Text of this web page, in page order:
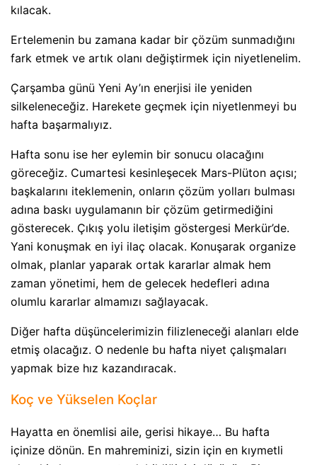
kılacak.
Ertelemenin bu zamana kadar bir çözüm sunmadığını
fark etmek ve artık olanı değiştirmek için niyetlenelim.
Çarşamba günü Yeni Ay’ın enerjisi ile yeniden
silkeleneceğiz. Harekete geçmek için niyetlenmeyi bu
hafta başarmalıyız.
Hafta sonu ise her eylemin bir sonucu olacağını
göreceğiz. Cumartesi kesinleşecek Mars-Plüton açısı;
başkalarını iteklemenin, onların çözüm yolları bulması
adına baskı uygulamanın bir çözüm getirmediğini
gösterecek. Çıkış yolu iletişim göstergesi Merkür’de.
Yani konuşmak en iyi ilaç olacak. Konuşarak organize
olmak, planlar yaparak ortak kararlar almak hem
zaman yönetimi, hem de gelecek hedefleri adına
olumlu kararlar almamızı sağlayacak.
Diğer hafta düşüncelerimizin filizleneceği alanları elde
etmiş olacağız. O nedenle bu hafta niyet çalışmaları
yapmak bize hız kazandıracak.
Koç ve Yükselen Koçlar
Hayatta en önemlisi aile, gerisi hikaye… Bu hafta
içinize dönün. En mahreminizi, sizin için en kıymetli